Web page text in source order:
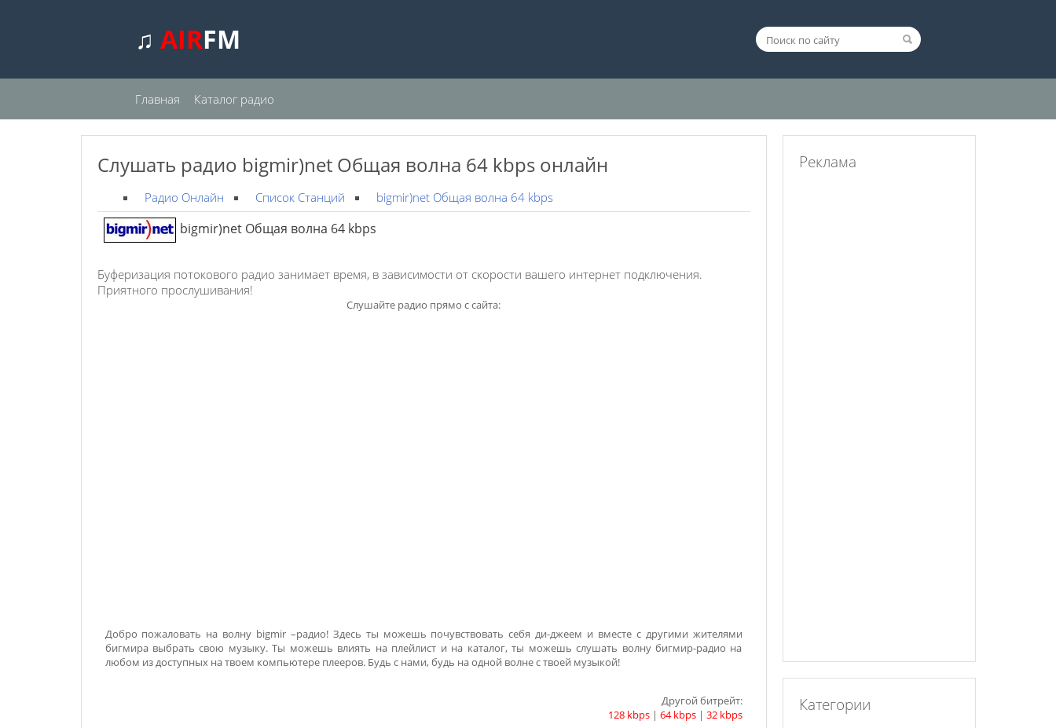
♫ AIRFM
Главная Каталог радио
Слушать радио bigmir)net Общая волна 64 kbps онлайн
Радио Онлайн Список Станций bigmir)net Общая волна 64 kbps
bigmir)net Общая волна 64 kbps
Буферизация потокового радио занимает время, в зависимости от скорости вашего интернет подключения.
Приятного прослушивания!
Слушайте радио прямо с сайта:
Добро пожаловать на волну bigmir –радио! Здесь ты можешь почувствовать себя ди-джеем и вместе с другими жителями
бигмира выбрать свою музыку. Ты можешь влиять на плейлист и на каталог, ты можешь слушать волну бигмир-радио на
любом из доступных на твоем компьютере плееров. Будь с нами, будь на одной волне с твоей музыкой!
Другой битрейт:
128 kbps| 64 kbps| 32 kbps
Реклама
Категории